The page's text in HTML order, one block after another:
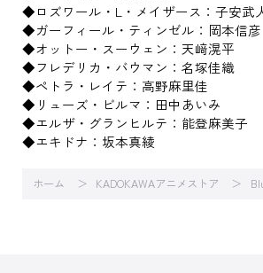
◆ロズワール・L・メイザース：子安武
◆ガーフィール・ティンゼル：岡本信彦
◆オットー・スーウェン：天﨑滉平
◆フレデリカ・バウマン：名塚佳織
◆ペトラ・レイテ：高野麻里佳
◆リューズ・ビルマ：田中あいみ
◆エルザ・グランヒルテ：能登麻美子
◆エキドナ：坂本真綾
ホーム KADOKAWAアニメストア